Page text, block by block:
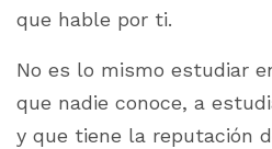
que hable por ti.
No es lo mismo estudiar
que nadie conoce, a
y que tiene la reputación